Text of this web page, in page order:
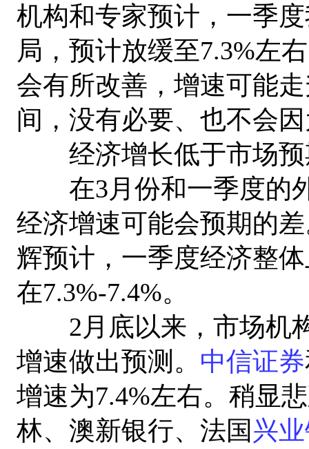
机构和专家预计，一季
局，预计放缓至7.3%左
会有所改善，增速可能
间，没有必要、也不会
经济增长低于市场预
在3月份和一季度的外
经济增速可能会预期的
辉预计，一季度经济整
在7.3%-7.4%。
2月底以来，市场机构
增速做出预测。 中信证券
增速为7.4%左右。稍显
林、澳新银行、法国兴